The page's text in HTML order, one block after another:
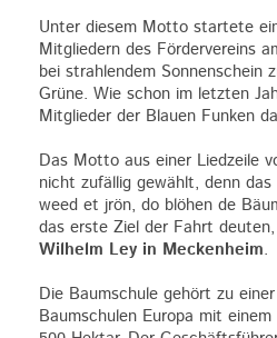
Unter diesem Motto startete
Mitgliedern des Fördervereins
bei strahlendem Sonnenschein
Grüne. Wie schon im letzten
Mitglieder der Blauen Funken
Das Motto aus einer Liedzeile
nicht zufällig gewählt, denn
weed et jrön, do blöhen de
das erste Ziel der Fahrt
Wilhelm Ley in Meckenheim.
Die Baumschule gehört zu
Baumschulen Europa mit